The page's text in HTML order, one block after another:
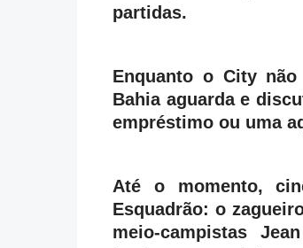
partidas.
Enquanto o City
Bahia aguarda e
empréstimo ou uma
Até o momento,
Esquadrão: o
meio-campistas